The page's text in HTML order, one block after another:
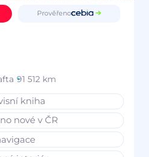
Prověřeno
91 512 km
kniha
nové v ČR